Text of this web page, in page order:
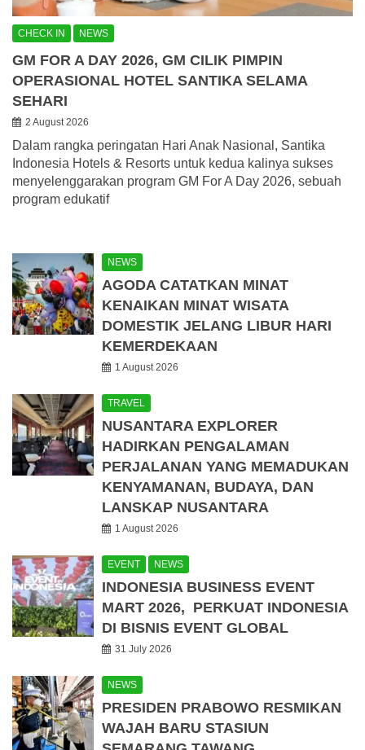
CHECK IN NEWS
GM FOR A DAY 2026, GM CILIK PIMPIN
OPERASIONAL HOTEL SANTIKA SELAMA
SEHARI
2 August 2026
Dalam rangka peringatan Hari Anak Nasional, Santika
Indonesia Hotels & Resorts untuk kedua kalinya sukses
menyelenggarakan program GM For A Day 2026, sebuah
program edukatif
NEWS
AGODA CATATKAN MINAT
KENAIKAN MINAT WISATA
DOMESTIK JELANG LIBUR HARI
KEMERDEKAAN
1 August 2026
TRAVEL
NUSANTARA EXPLORER
HADIRKAN PENGALAMAN
PERJALANAN YANG MEMADUKAN
KENYAMANAN, BUDAYA, DAN
LANSKAP NUSANTARA
1 August 2026
EVENT NEWS
INDONESIA BUSINESS EVENT
MART 2026, PERKUAT INDONESIA
DI BISNIS EVENT GLOBAL
31 July 2026
NEWS
PRESIDEN PRABOWO RESMIKAN
WAJAH BARU STASIUN